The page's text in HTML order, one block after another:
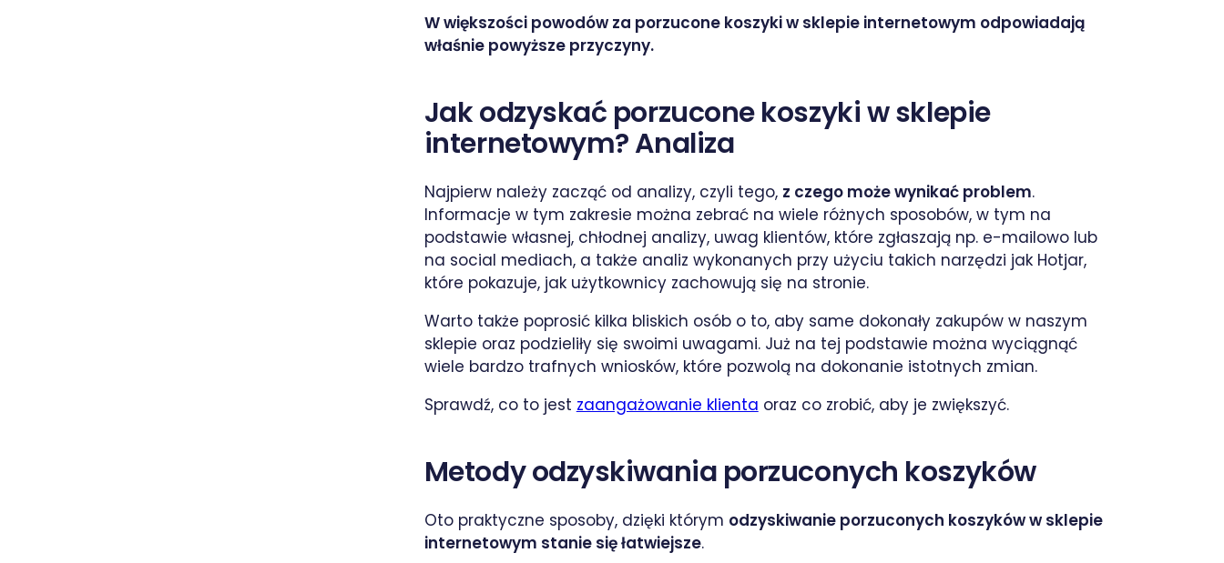
W większości powodów za porzucone koszyki w sklepie internetowym odpowiadają
właśnie powyższe przyczyny.
Jak odzyskać porzucone koszyki w sklepie
internetowym? Analiza
Najpierw należy zacząć od analizy, czyli tego, z czego może wynikać problem.
Informacje w tym zakresie można zebrać na wiele różnych sposobów, w tym na
podstawie własnej, chłodnej analizy, uwag klientów, które zgłaszają np. e-mailowo lub
na social mediach, a także analiz wykonanych przy użyciu takich narzędzi jak Hotjar,
które pokazuje, jak użytkownicy zachowują się na stronie.
Warto także poprosić kilka bliskich osób o to, aby same dokonały zakupów w naszym
sklepie oraz podzieliły się swoimi uwagami. Już na tej podstawie można wyciągnąć
wiele bardzo trafnych wniosków, które pozwolą na dokonanie istotnych zmian.
Sprawdź, co to jest zaangażowanie klienta oraz co zrobić, aby je zwiększyć.
Metody odzyskiwania porzuconych koszyków
Oto praktyczne sposoby, dzięki którym odzyskiwanie porzuconych koszyków w sklepie
internetowym stanie się łatwiejsze.